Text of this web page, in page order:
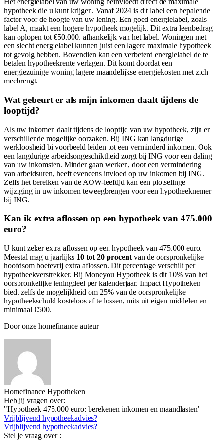
Het energielabel van uw woning beïnvloedt direct de maximale
hypotheek die u kunt krijgen. Vanaf 2024 is dit label een bepalende
factor voor de hoogte van uw lening. Een goed energielabel, zoals
label A, maakt een hogere hypotheek mogelijk. Dit extra leenbedrag
kan oplopen tot €50.000, afhankelijk van het label. Woningen met
een slecht energielabel kunnen juist een lagere maximale hypotheek
tot gevolg hebben. Bovendien kan een verbeterd energielabel de te
betalen hypotheekrente verlagen. Dit komt doordat een
energiezuinige woning lagere maandelijkse energiekosten met zich
meebrengt.
Wat gebeurt er als mijn inkomen daalt tijdens de
looptijd?
Als uw inkomen daalt tijdens de looptijd van uw hypotheek, zijn er
verschillende mogelijke oorzaken. Bij ING kan langdurige
werkloosheid bijvoorbeeld leiden tot een verminderd inkomen. Ook
een langdurige arbeidsongeschiktheid zorgt bij ING voor een daling
van uw inkomsten. Minder gaan werken, door een vermindering
van arbeidsuren, heeft eveneens invloed op uw inkomen bij ING.
Zelfs het bereiken van de AOW-leeftijd kan een plotselinge
wijziging in uw inkomen teweegbrengen voor een hypotheeknemer
bij ING.
Kan ik extra aflossen op een hypotheek van 475.000
euro?
U kunt zeker extra aflossen op een hypotheek van 475.000 euro.
Meestal mag u jaarlijks 10 tot 20 procent van de oorspronkelijke
hoofdsom boetevrij extra aflossen. Dit percentage verschilt per
hypotheekverstrekker. Bij Moneyou Hypotheek is dit 10% van het
oorspronkelijke leningdeel per kalenderjaar. Impact Hypotheken
biedt zelfs de mogelijkheid om 25% van de oorspronkelijke
hypotheekschuld kosteloos af te lossen, mits uit eigen middelen en
minimaal €500.
Door onze homefinance auteur
Homefinance Hypotheken
Heb jij vragen over:
"Hypotheek 475.000 euro: berekenen inkomen en maandlasten"
Vrijblijvend hypotheekadvies?
Vrijblijvend hypotheekadvies?
Stel je vraag over :